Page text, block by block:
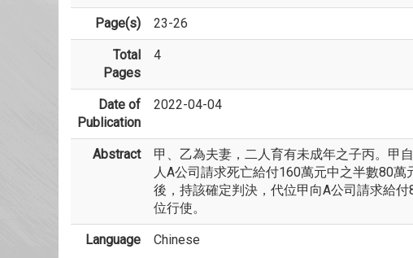
Page(s) 23-26
Total
Pages
4
Date of
Publication
2022-04-04
Abstract
甲、乙為夫妻，二人育有未成年之子丙。甲
人A公司請求死亡給付160萬元中之半數80
後，持該確定判決，代位甲向A公司請求給
位行使。
Language Chinese